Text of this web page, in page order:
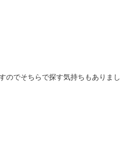
のでそちらで探す気持ちもありまし